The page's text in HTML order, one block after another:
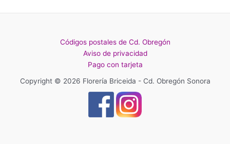
Códigos postales de Cd. Obregón
Aviso de privacidad
Pago con tarjeta
Copyright © 2026 Florería Briceida - Cd. Obregón Sonora